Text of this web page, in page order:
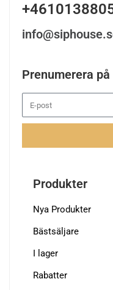
Prenumerera
Produkter
Nya Produkter
Bästsäljare
I lager
Rabatter